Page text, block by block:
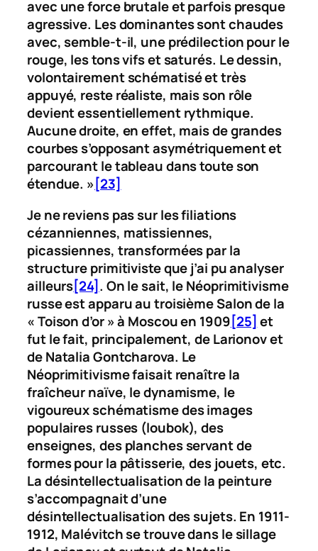
avec une force brutale et parfois presque
agressive. Les dominantes sont chaudes
avec, semble-t-il, une prédilection pour le
rouge, les tons vifs et saturés. Le dessin,
volontairement schématisé et très
appuyé, reste réaliste, mais son rôle
devient essentiellement rythmique.
Aucune droite, en effet, mais de grandes
courbes s’opposant asymétriquement et
parcourant le tableau dans toute son
étendue. » [23]
Je ne reviens pas sur les filiations
cézanniennes, matissiennes,
picassiennes, transformées par la
structure primitiviste que j’ai pu analyser
ailleurs[24]. On le sait, le Néoprimitivisme
russe est apparu au troisième Salon de la
« Toison d’or » à Moscou en 1909[25]et
fut le fait, principalement, de Larionov et
de Natalia Gontcharova. Le
Néoprimitivisme faisait renaître la
fraîcheur naïve, le dynamisme, le
vigoureux schématisme des images
populaires russes (loubok), des
enseignes, des planches servant de
formes pour la pâtisserie, des jouets, etc.
La désintellectualisation de la peinture
s’accompagnait d’une
désintellectualisation des sujets. En 1911-
1912, Malévitch se trouve dans le sillage